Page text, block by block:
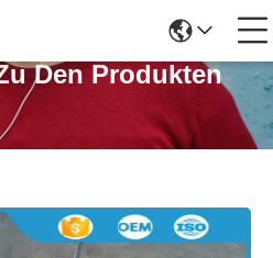
Den Produkten